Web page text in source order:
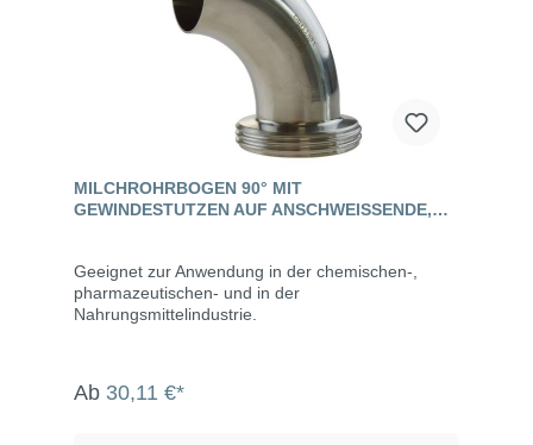
MILCHROHRBOGEN 90° MIT
GEWINDESTUTZEN AUF ANSCHWEISSENDE, E
Geeignet zur Anwendung in der chemischen-,
pharmazeutischen- und in der
Nahrungsmittelindustrie.
Ab 30,11 €*